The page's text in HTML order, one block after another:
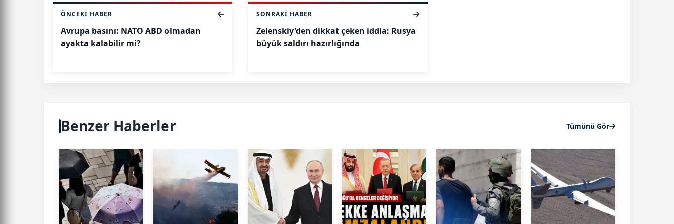
ÖNCEKI HABER
Avrupa basını: NATO ABD olmadan
ayakta kalabilir mi?
SONRAKI HABER
Zelenskiy'den dikkat çeken iddia: Rusya
büyük saldırı hazırlığında
Benzer Haberler Tümünü Gör